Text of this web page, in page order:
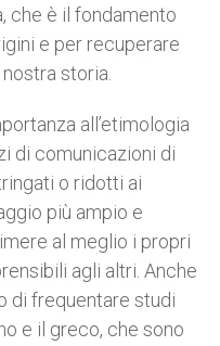
che è il fondamento
e per recuperare
storia.
all’etimologia
di comunicazioni di
o ridotti ai
più ampio e
al meglio i propri
agli altri. Anche
di frequentare studi
e il greco, che sono